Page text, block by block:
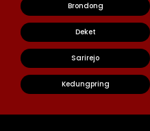
Brondong
Deket
Sarirejo
Kedungpring